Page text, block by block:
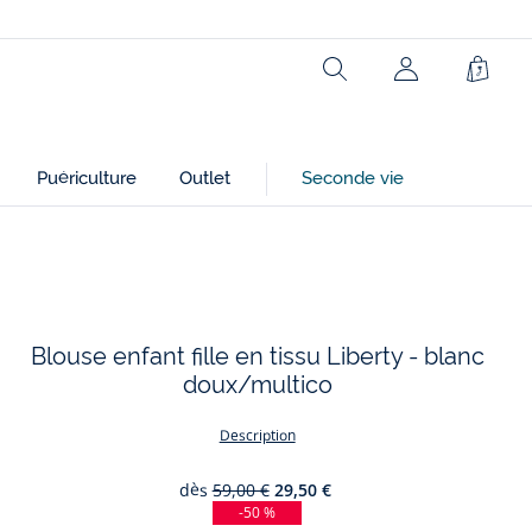
Rechercher
Puériculture Outlet Seconde vie
Blouse enfant fille en tissu Liberty - blanc
doux/multico
Description
dès 59,00 € 29,50 €
-50 %